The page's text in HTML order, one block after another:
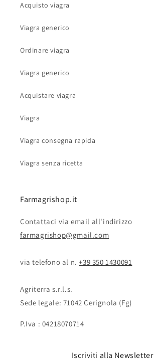
Acquisto viagra
Viagra generico
Ordinare viagra
Viagra generico
Acquistare viagra
Viagra
Viagra consegna rapida
Viagra senza ricetta
Farmagrishop.it
Contattaci via email all'indirizzo
farmagrishop@gmail.com
via telefono al n. ‭‭+39 350 1430091
Agriterra s.r.l.s.
Sede legale: 71042 Cerignola (Fg)
P.Iva : 04218070714
Iscriviti alla Newsletter